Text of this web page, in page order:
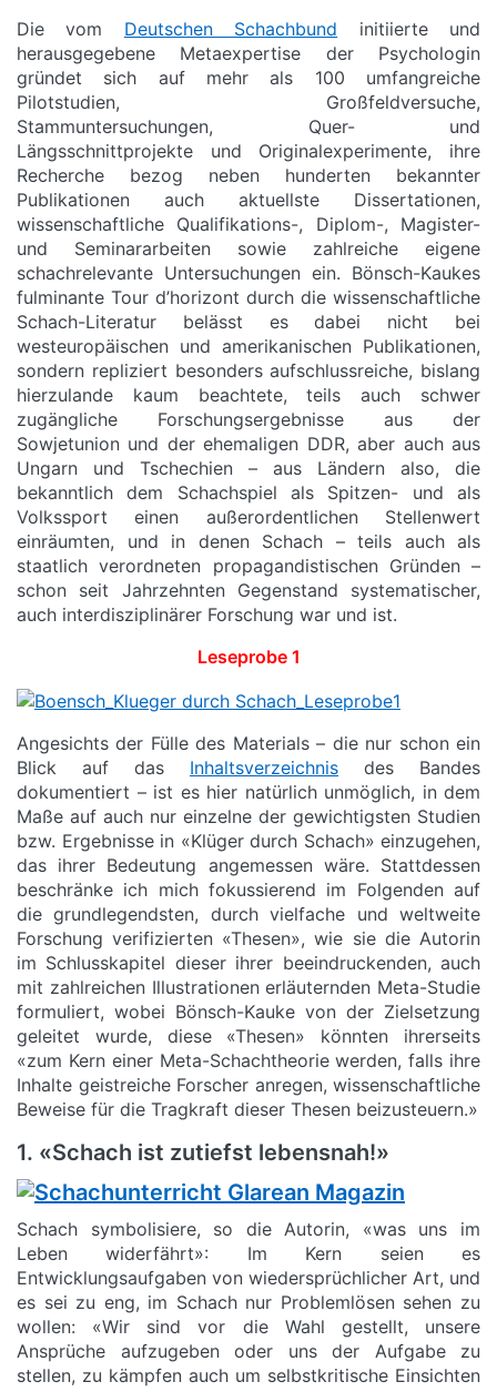
Die vom Deutschen Schachbund initiierte und
herausgegebene Metaexpertise der Psychologin
gründet sich auf mehr als 100 umfangreiche
Pilotstudien, Großfeldversuche,
Stammuntersuchungen, Quer- und
Längsschnittprojekte und Originalexperimente, ihre
Recherche bezog neben hunderten bekannter
Publikationen auch aktuellste Dissertationen,
wissenschaftliche Qualifikations-, Diplom-, Magister-
und Seminararbeiten sowie zahlreiche eigene
schachrelevante Untersuchungen ein. Bönsch-Kaukes
fulminante Tour d’horizont durch die wissenschaftliche
Schach-Literatur belässt es dabei nicht bei
westeuropäischen und amerikanischen Publikationen,
sondern repliziert besonders aufschlussreiche, bislang
hierzulande kaum beachtete, teils auch schwer
zugängliche Forschungsergebnisse aus der
Sowjetunion und der ehemaligen DDR, aber auch aus
Ungarn und Tschechien – aus Ländern also, die
bekanntlich dem Schachspiel als Spitzen- und als
Volkssport einen außerordentlichen Stellenwert
einräumten, und in denen Schach – teils auch als
staatlich verordneten propagandistischen Gründen –
schon seit Jahrzehnten Gegenstand systematischer,
auch interdisziplinärer Forschung war und ist.
Leseprobe 1
Angesichts der Fülle des Materials – die nur schon ein
Blick auf das Inhaltsverzeichnis des Bandes
dokumentiert – ist es hier natürlich unmöglich, in dem
Maße auf auch nur einzelne der gewichtigsten Studien
bzw. Ergebnisse in «Klüger durch Schach» einzugehen,
das ihrer Bedeutung angemessen wäre. Stattdessen
beschränke ich mich fokussierend im Folgenden auf
die grundlegendsten, durch vielfache und weltweite
Forschung verifizierten «Thesen», wie sie die Autorin
im Schlusskapitel dieser ihrer beeindruckenden, auch
mit zahlreichen Illustrationen erläuternden Meta-Studie
formuliert, wobei Bönsch-Kauke von der Zielsetzung
geleitet wurde, diese «Thesen» könnten ihrerseits
«zum Kern einer Meta-Schachtheorie werden, falls ihre
Inhalte geistreiche Forscher anregen, wissenschaftliche
Beweise für die Tragkraft dieser Thesen beizusteuern.»
1. «Schach ist zutiefst lebensnah!»
Schach symbolisiere, so die Autorin, «was uns im
Leben widerfährt»: Im Kern seien es
Entwicklungsaufgaben von wiedersprüchlicher Art, und
es sei zu eng, im Schach nur Problemlösen sehen zu
wollen: «Wir sind vor die Wahl gestellt, unsere
Ansprüche aufzugeben oder uns der Aufgabe zu
stellen, zu kämpfen auch um selbstkritische Einsichten